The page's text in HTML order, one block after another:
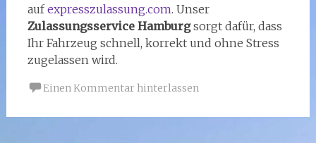
aufexpresszulassung.com. Unser
Zulassungsservice Hamburgsorgt dafür, dass
Ihr Fahrzeug schnell, korrekt und ohne Stress
zugelassen wird.
Einen Kommentar hinterlassen